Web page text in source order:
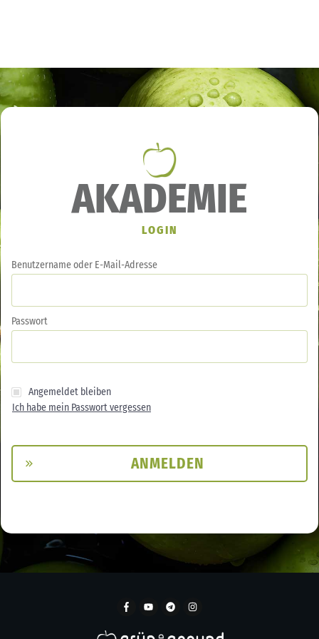
AKADEMIE
LOGIN
Benutzername oder E-Mail-Adresse
Passwort
Angemeldet bleiben
Ich habe mein Passwort vergessen
ANMELDEN